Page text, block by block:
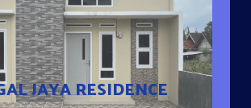
JAYA RESIDENCE
dengan one Gate System, terdapat taman
jarak 200m dari jalan nasional serta dekat
kota